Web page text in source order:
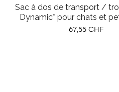
Sac à dos de transport /
Dynamic* pour chats et
Prix
67,55 CHF